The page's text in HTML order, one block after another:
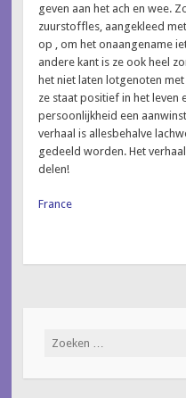
geven aan het ach en wee.
zuurstoffles, aangekleed
op , om het onaangename
andere kant is ze ook heel
het niet laten lotgenoten
ze staat positief in het leven
persoonlijkheid een
verhaal is allesbehalve
gedeeld worden. Het
delen!
France
Zoeken